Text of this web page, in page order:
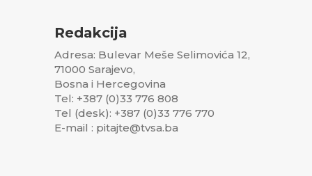
Redakcija
Adresa: Bulevar Meše Selimovića 12,
71000 Sarajevo,
Bosna i Hercegovina
Tel: +387 (0)33 776 808
Tel (desk): +387 (0)33 776 770
E-mail : pitajte@tvsa.ba